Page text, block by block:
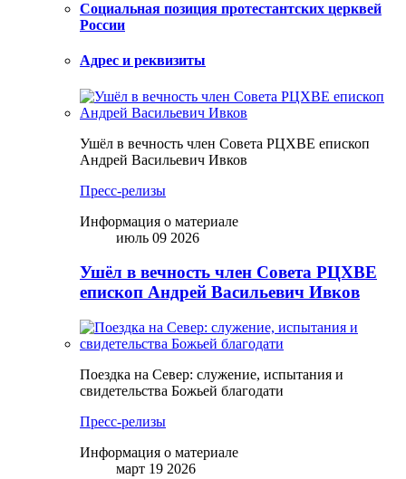
Социальная позиция протестантских церквей
России
Адрес и реквизиты
Ушёл в вечность член Совета РЦХВЕ епископ
Андрей Васильевич Ивков
Пресс-релизы
Информация о материале
июль 09 2026
Ушёл в вечность член Совета РЦХВЕ
епископ Андрей Васильевич Ивков
Поездка на Север: служение, испытания и
свидетельства Божьей благодати
Пресс-релизы
Информация о материале
март 19 2026